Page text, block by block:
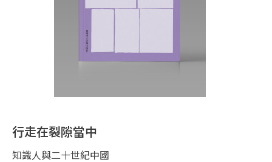
行走在裂隙當中
知識人與二十世紀中國